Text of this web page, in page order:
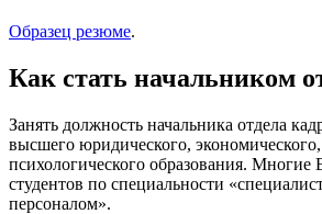
Образец резюме.
Как стать начальником
Занять должность начальника отдела
высшего юридического,
психологического образования.
студентов по специальности
персоналом».